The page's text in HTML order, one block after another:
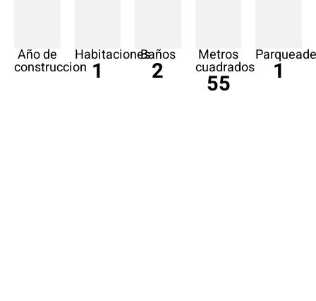
Año de
construccion
Habitaciones
1
Baños
2
Metros
cuadrados
55 1